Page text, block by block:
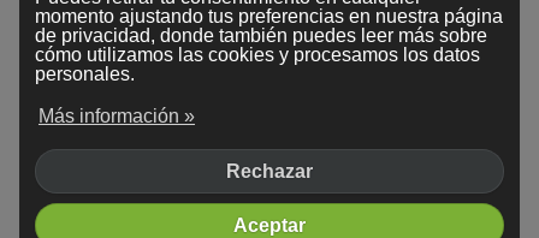
Fotografía
momento ajustando tus preferencias en nuestra página
de privacidad, donde también puedes leer más sobre
cómo utilizamos las cookies y procesamos los datos
personales.
Más información »
Rechazar
Aceptar